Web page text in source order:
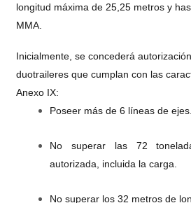
longitud máxima de 25,25 metros y
MMA.
Inicialmente, se concederá
duotraileres que cumplan con las
Anexo IX:
Poseer más de 6 líneas de ejes.
No superar las 72
autorizada, incluida la carga.
No superar los 32 metros de